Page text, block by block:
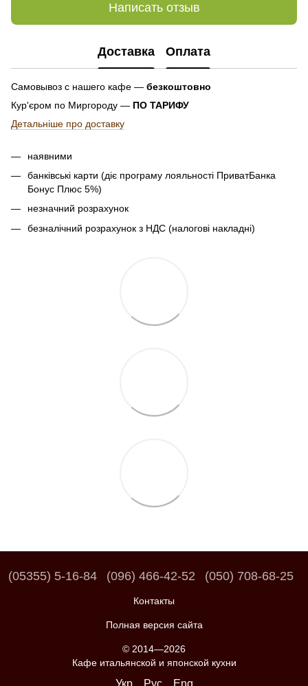
Написать отзыв
Доставка Оплата
Самовывоз с нашего кафе — безкоштовно
Кур'єром по Миргороду — ПО ТАРИФУ
Детальніше про доставку
наявними
банківські карти (діє програму лояльності ПриватБанка
Бонус Плюс 5%)
незначний розрахунок
безналічний розрахунок з НДС (налогові накладні)
(05355) 5-16-84 (096) 466-42-52 (050) 708-68-25
Контакты
Полная версия сайта
© 2014—2026
Кафе итальянской и японской кухни
Укр Рус Eng